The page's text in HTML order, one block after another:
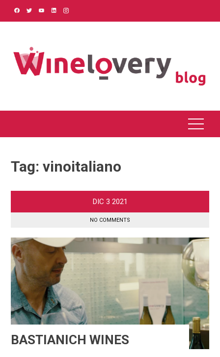
Tag:vinoitaliano
DIC 3 2021
NO COMMENTS
BASTIANICH WINES